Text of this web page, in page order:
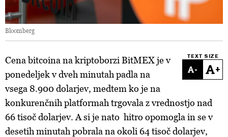
Bloomberg
TEXT SIZE
- +
Cena bitcoina na kriptoborzi BitMEX je v
ponedeljek v dveh minutah padla na
vsega 8.900 dolarjev, medtem ko je na
konkurenčnih platformah trgovala z vrednostjo nad
66 tisoč dolarjev. A si je nato hitro opomogla in se v
desetih minutah pobrala na okoli 64 tisoč dolarjev,